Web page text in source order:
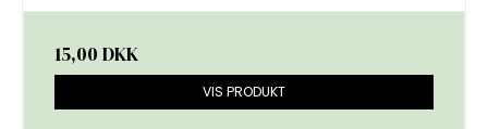
15,00 DKK
VIS PRODUKT